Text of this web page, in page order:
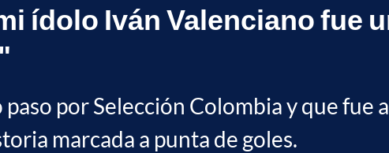
ídolo Iván Valenciano fue
por Selección Colombia y que fue
marcada a punta de goles.